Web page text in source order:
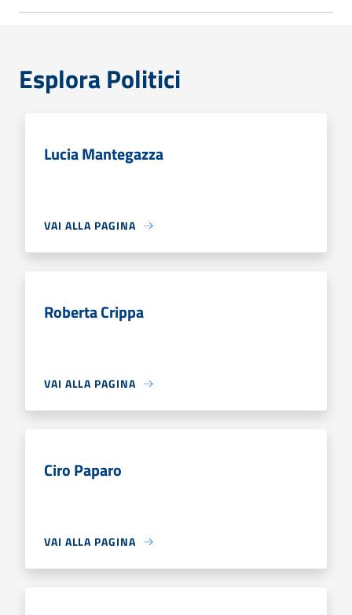
Esplora Politici
Lucia Mantegazza
VAI ALLA PAGINA
Roberta Crippa
VAI ALLA PAGINA
Ciro Paparo
VAI ALLA PAGINA